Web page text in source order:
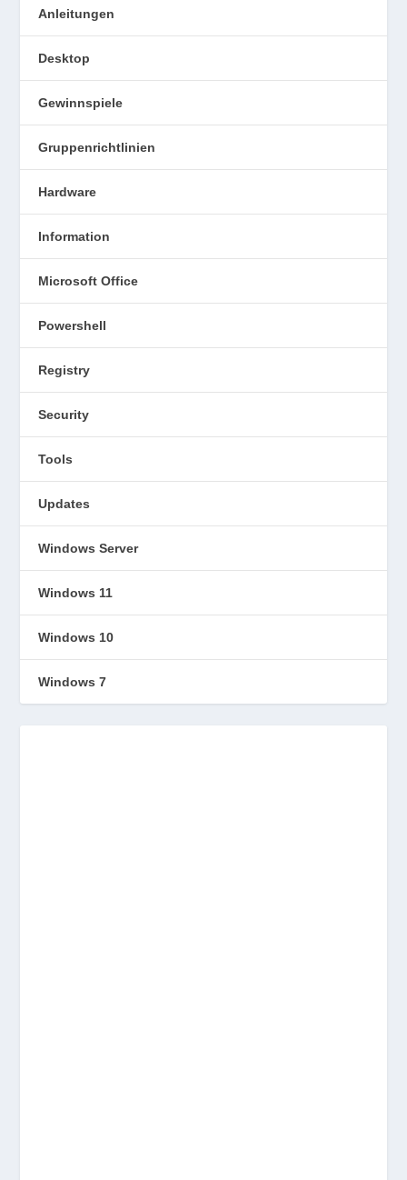
Anleitungen
Desktop
Gewinnspiele
Gruppenrichtlinien
Hardware
Information
Microsoft Office
Powershell
Registry
Security
Tools
Updates
Windows Server
Windows 11
Windows 10
Windows 7